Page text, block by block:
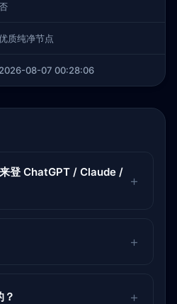
质纯净节点
2026-08-07 00:28:06
登 ChatGPT / Claude /
？